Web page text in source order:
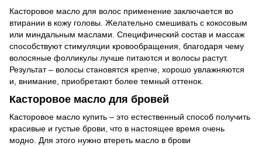
Касторовое масло для волос применение заключается во
втирании в кожу головы. Желательно смешивать с кокосовым
или миндальным маслами. Специфический состав и массаж
способствуют стимуляции кровообращения, благодаря чему
волосяные фолликулы лучше питаются и волосы растут.
Результат – волосы становятся крепче, хорошо увлажняются
и, внимание, приобретают более темный оттенок.
Касторовое масло для бровей
Касторовое масло купить – это естественный способ получить
красивые и густые брови, что в настоящее время очень
модно. Для этого нужно втереть масло в брови